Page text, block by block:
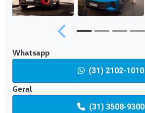
Anterior
Whatsapp
(31) 2102-1010
Geral
(31) 3508-9300